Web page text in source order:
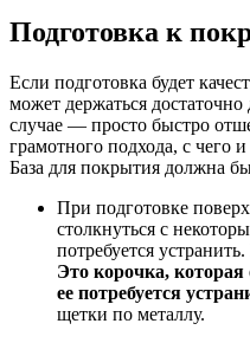
Подготовка к
Если подготовка будет
может держаться
случае — просто быстро
грамотного подхода, с чего и
База для покрытия должна
При подготовке
столкнуться с
потребуется
Это корочка, которая
ее потребуется
щетки по металлу.